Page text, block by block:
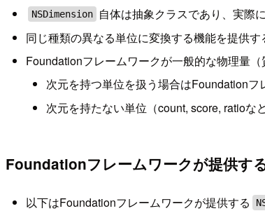
NSDimension
自体は抽象クラスであり、実際
同じ種類の異なる単位に変換する機能を提供す
Foundationフレームワークが一般的な物理量
次元を持つ単位を扱う場合はFoundation
次元を持たない単位（count, score, ratioな
Foundationフレームワークが提供す
以下はFoundationフレームワークが提供する